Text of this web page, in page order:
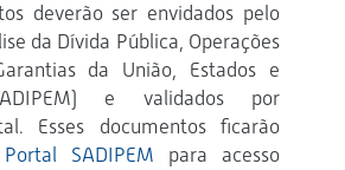
deverão ser envidados pelo
da Dívida Pública, Operações
da União, Estados e
e validados por
Esses documentos ficarão
Portal SADIPEM para acesso